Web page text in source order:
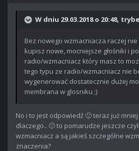
W dniu 29.03.2018 o 20:48,
Bez nowego wzmacniacza raczej
kupisz nowe, mocniejsze głośniki i
radio/wzmacniacz który masz to
tego typu ze radio/wzmacniacz nie
wygenerować dostatecznie dużej
membrana w glosniku ;)
No i to jest odpowiedź 🙂 teraz już mniej
dlaczego.. 🙂 to pomarudze jeszcze
wzmacniacz a są jakieś szczególne
znaczenia?